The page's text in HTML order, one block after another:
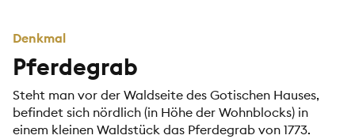
Denkmal
Pferdegrab
Steht man vor der Waldseite des Gotischen Hauses,
befindet sich nördlich (in Höhe der Wohnblocks) in
einem kleinen Waldstück das Pferdegrab von 1773.